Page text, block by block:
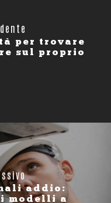
per trovare
sul proprio
addio:
modelli a